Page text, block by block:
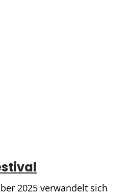
2025 verwandelt sich